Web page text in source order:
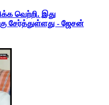
வெற்றி. இது
சேர்த்துள்ளது - ஜேசன்